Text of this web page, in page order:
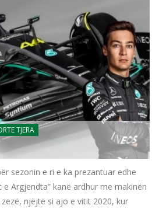
TJERA
sezonin e ri e ka prezantuar edhe
e Argjendta” kanë ardhur me makinën
njëjtë si ajo e vitit 2020, kur